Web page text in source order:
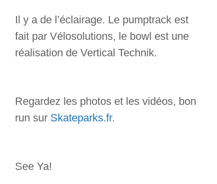
Il y a de l’éclairage. Le pumptrack est
fait par Vélosolutions, le bowl est une
réalisation de Vertical Technik.
Regardez les photos et les vidéos, bon
run sur Skateparks.fr.
See Ya!